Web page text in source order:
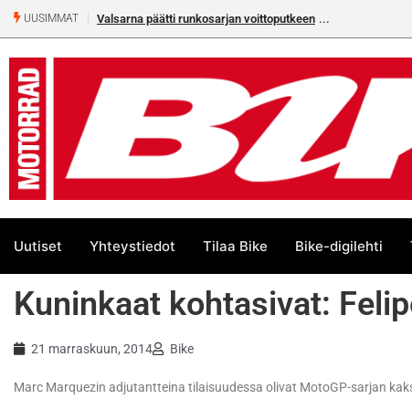
UUSIMMAT Valsarna päätti runkosarjan voittoputkeen
Uutiset Yhteystiedot Tilaa Bike Bike-digilehti
Kuninkaat kohtasivat:
21 marraskuun, 2014 Bike
Marc Marquezin adjutantteina tilaisuudessa olivat MotoGP-sarjan